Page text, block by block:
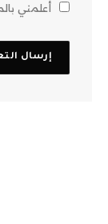
أعلمني